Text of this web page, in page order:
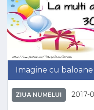
Imagine cu
ZIUA NUMELUI 2017-